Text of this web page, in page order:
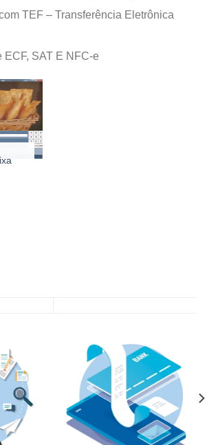
TEF – Transferência Eletrônica
ECF, SAT E NFC-e